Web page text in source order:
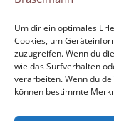
Um dir ein optimales
Cookies, um
zuzugreifen. Wenn du
wie das Surfverhalten
verarbeiten. Wenn du
können bestimmte
Wocheneinkauf
da, nur ein paar
Land, das...
"Ein
kleiner
Mehr lesen